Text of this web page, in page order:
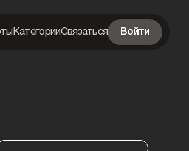
КатегорииСвязаться Войти